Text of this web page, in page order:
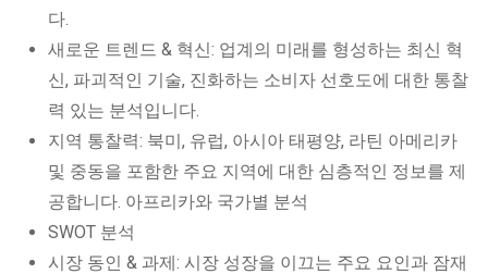
다.
새로운 트렌드 & 혁신: 업계의 미래를 형성하는 최신 혁
신, 파괴적인 기술, 진화하는 소비자 선호도에 대한 통찰
력 있는 분석입니다.
지역 통찰력: 북미, 유럽, 아시아 태평양, 라틴 아메리카
및 중동을 포함한 주요 지역에 대한 심층적인 정보를 제
공합니다. 아프리카와 국가별 분석
SWOT 분석
시장 동인 & 과제: 시장 성장을 이끄는 주요 요인과 잠재